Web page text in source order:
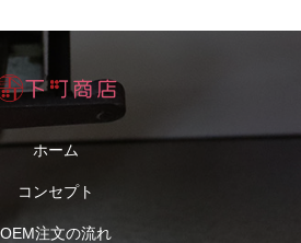
ホーム
コンセプト
OEM注文の流れ